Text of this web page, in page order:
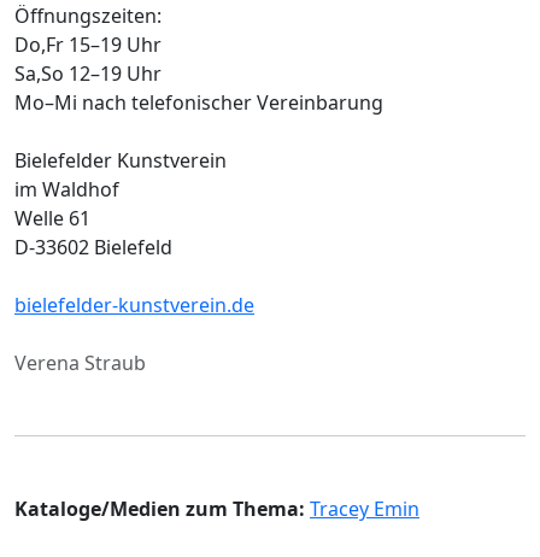
Öffnungszeiten:
Do,Fr 15–19 Uhr
Sa,So 12–19 Uhr
Mo–Mi nach telefonischer Vereinbarung
Bielefelder Kunstverein
im Waldhof
Welle 61
D-33602 Bielefeld
bielefelder-kunstverein.de
Verena Straub
Kataloge/Medien zum Thema: Tracey Emin